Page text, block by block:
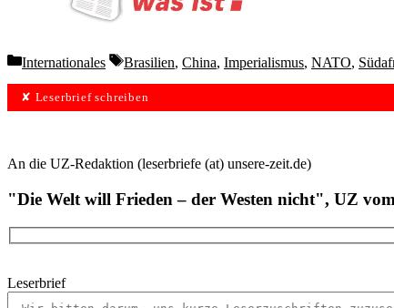
Categories
Internationales Tags
Brasilien, China, Imperialismus, NATO,
✘ Leserbrief schreiben
An die UZ-Redaktion (leserbriefe (at) unsere-zeit.de)
"Die Welt will Frieden – der Westen nicht", UZ
Leserbrief